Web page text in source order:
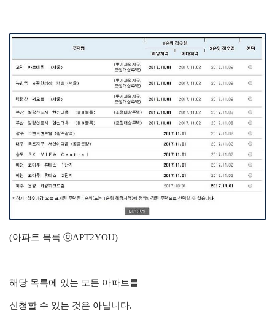
(아파트 목록 ⓒAPT2YOU)
해당 목록에 있는 모든 아파트를
신청할 수 있는 것은 아닙니다.